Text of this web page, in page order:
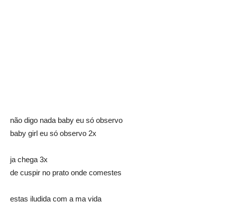
não digo nada baby eu só observo
baby girl eu só observo 2x
ja chega 3x
de cuspir no prato onde comestes
estas iludida com a ma vida